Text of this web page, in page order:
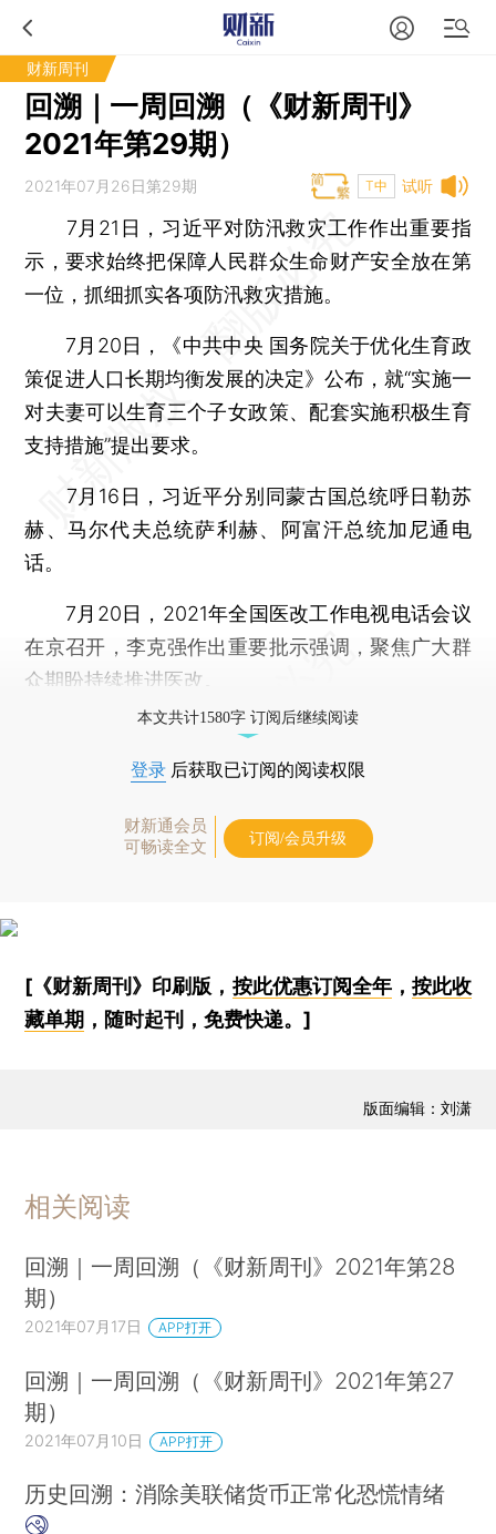
财新周刊
回溯｜一周回溯（《财新周刊》
2021年第29期）
试听
2021年07月26日第29期 T中
7月21日，习近平对防汛救灾工作作出重要指
示，要求始终把保障人民群众生命财产安全放在第
一位，抓细抓实各项防汛救灾措施。
7月20日，《中共中央 国务院关于优化生育政
策促进人口长期均衡发展的决定》公布，就“实施一
对夫妻可以生育三个子女政策、配套实施积极生育
支持措施”提出要求。
7月16日，习近平分别同蒙古国总统呼日勒苏
赫、马尔代夫总统萨利赫、阿富汗总统加尼通电
话。
7月20日，2021年全国医改工作电视电话会议
在京召开，李克强作出重要批示强调，聚焦广大群
众期盼持续推进医改。
本文共计1580字 订阅后继续阅读
登录 后获取已订阅的阅读权限
财新通会员
可畅读全文
订阅/会员升级
[《财新周刊》印刷版， 按此优惠订阅全年， 按此收
藏单期 ，随时起刊，免费快递。]
版面编辑：刘潇
相关阅读
回溯｜一周回溯（《财新周刊》2021年第28
期）
2021年07月17日 APP打开
回溯｜一周回溯（《财新周刊》2021年第27
期）
2021年07月10日 APP打开
历史回溯：消除美联储货币正常化恐慌情绪